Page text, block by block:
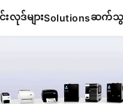
းလုဒ်များSolutionsဆက်